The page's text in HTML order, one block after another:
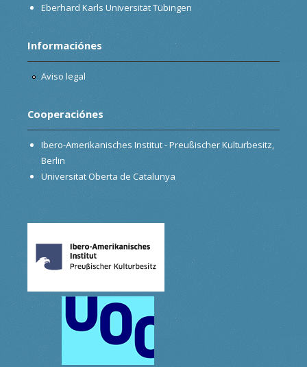
Eberhard Karls Universität Tübingen
Informaciónes
Aviso legal
Cooperaciónes
Ibero-Amerikanisches Institut - Preußischer Kulturbesitz,
Berlin
Universitat Oberta de Catalunya